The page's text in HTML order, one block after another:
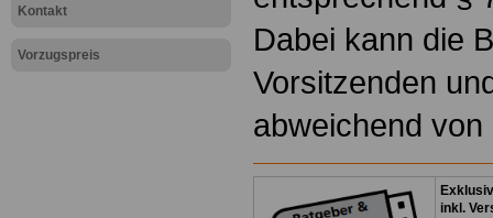
Kontakt
Vorzugspreis
Dabei kann die
Vorsitzenden
abweichend
inkl.